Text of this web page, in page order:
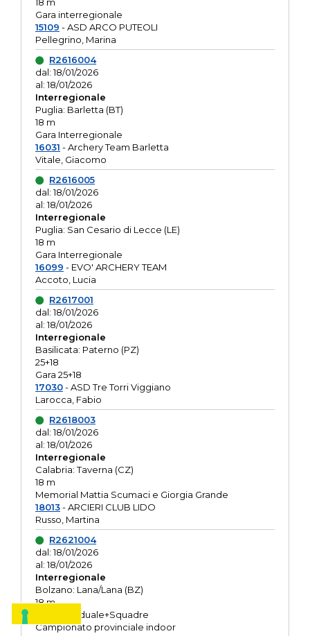
Gara interregionale
15109 - ASD ARCO PUTEOLI
Pellegrino, Marina
R2616004
dal: 18/01/2026
al: 18/01/2026
Interregionale
Puglia: Barletta (BT)
18 m
Gara Interregionale
16031 - Archery Team Barletta
Vitale, Giacomo
R2616005
dal: 18/01/2026
al: 18/01/2026
Interregionale
Puglia: San Cesario di Lecce (LE)
18 m
Gara Interregionale
16099 - EVO' ARCHERY TEAM
Accoto, Lucia
R2617001
dal: 18/01/2026
al: 18/01/2026
Interregionale
Basilicata: Paterno (PZ)
25+18
Gara 25+18
17030- ASD Tre Torri Viggiano
Larocca, Fabio
R2618003
dal: 18/01/2026
al: 18/01/2026
Interregionale
Calabria: Taverna (CZ)
18 m
Memorial Mattia Scumaci e Giorgia Grande
18013- ARCIERI CLUB LIDO
Russo, Martina
R2621004
dal: 18/01/2026
al: 18/01/2026
Interregionale
Bolzano: Lana/Lana (BZ)
18 m
O.R. Individuale+Squadre
Campionato provinciale indoor